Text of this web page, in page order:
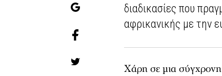
διαδικασίες που
αφρικανικής με την
Χάρη σε μια σύγχρονη